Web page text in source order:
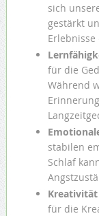
sich
gestärkt
Erlebnisse
für die
Während
stabilen
Schlaf
für die